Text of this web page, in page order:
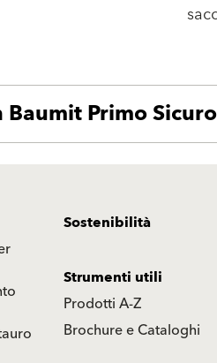
Primo Sicuro
Sostenibilità
Strumenti utili
Prodotti A-Z
Brochure e Cataloghi